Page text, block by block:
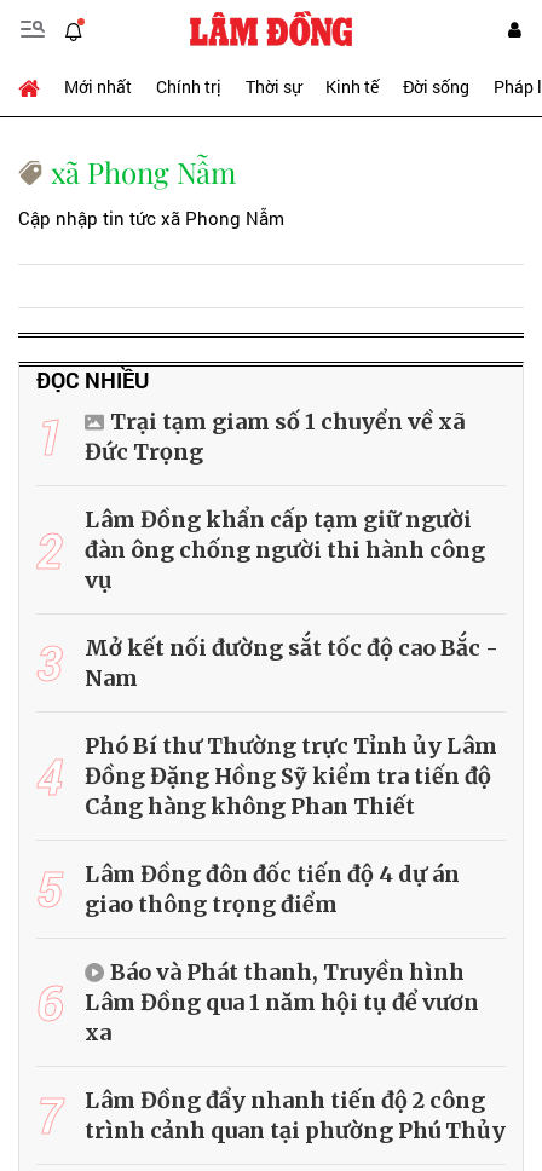
Mới nhất Chính trị Thời sự Kinh tế Đời sống Pháp
xã Phong Nẫm
Cập nhập tin tức xã Phong Nẫm
ĐỌC NHIỀU
1
Trại tạm giam số 1 chuyển về xã
Đức Trọng
2
Lâm Đồng khẩn cấp tạm giữ người
đàn ông chống người thi hành công
vụ
3
Mở kết nối đường sắt tốc độ cao Bắc -
Nam
4
Phó Bí thư Thường trực Tỉnh ủy Lâm
Đồng Đặng Hồng Sỹ kiểm tra tiến độ
Cảng hàng không Phan Thiết
5
Lâm Đồng đôn đốc tiến độ 4 dự án
giao thông trọng điểm
6
Báo và Phát thanh, Truyền hình
Lâm Đồng qua 1 năm hội tụ để vươn
xa
7
Lâm Đồng đẩy nhanh tiến độ 2 công
trình cảnh quan tại phường Phú Thủy